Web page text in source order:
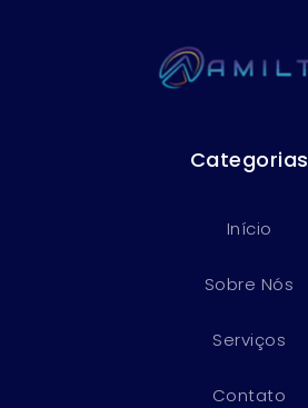
Categorias
Início
Sobre Nós
Serviços
Contato